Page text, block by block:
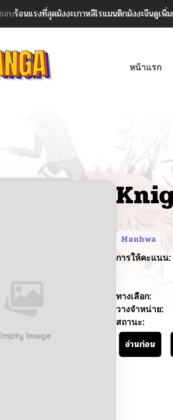
อบร้อนแรงที่สุดมังงะเกาหลีโรแมนติกมังงะจีนดูเพิ่
หน้าแรก
Manhwa
การให้คะแนน:
ทางเลือก:
วางจำหน่าย:
สถานะ:
อ่านก่อน